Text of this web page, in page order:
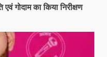
गोदाम का किया निरीक्षण